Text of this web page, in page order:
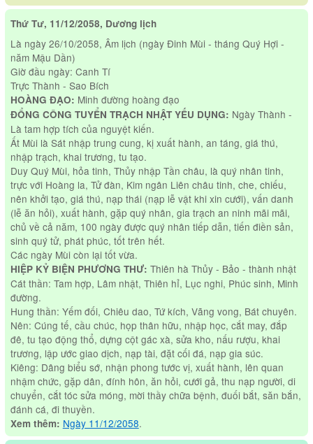
Thứ Tư, 11/12/2058, Dương lịch
Là ngày 26/10/2058, Âm lịch (ngày Đinh Mùi - tháng Quý Hợi -
năm Mậu Dần)
Giờ đầu ngày: Canh Tí
Trực Thành - Sao Bích
HOÀNG ĐẠO: Minh đường hoàng đạo
ĐỔNG CÔNG TUYỂN TRẠCH NHẬT YẾU DỤNG: Ngày Thành -
Là tam hợp tích của nguyệt kiến.
Ất Mùi là Sát nhập trung cung, kị xuất hành, an táng, giá thú,
nhập trạch, khai trương, tu tạo.
Duy Quý Mùi, hỏa tinh, Thủy nhập Tần châu, là quý nhân tinh,
trực với Hoàng la, Tử đàn, Kim ngân Liên châu tinh, che, chiếu,
nên khởi tạo, giá thú, nạp thái (nạp lễ vật khi xin cưới), vấn danh
(lễ ăn hỏi), xuất hành, gặp quý nhân, gia trạch an ninh mãi mãi,
chủ về cả năm, 100 ngày được quý nhân tiếp dẫn, tiến điền sản,
sinh quý tử, phát phúc, tốt trên hết.
Các ngày Mùi còn lại tốt vừa.
HIỆP KỶ BIỆN PHƯƠNG THƯ: Thiên hà Thủy - Bảo - thành nhật
Cát thần: Tam hợp, Lâm nhật, Thiên hỉ, Lục nghi, Phúc sinh, Minh
đường.
Hung thần: Yếm đối, Chiêu dao, Tứ kích, Vãng vong, Bát chuyên.
Nên: Cúng tế, cầu chúc, họp thân hữu, nhập học, cắt may, đắp
đê, tu tạo động thổ, dựng cột gác xà, sửa kho, nấu rượu, khai
trương, lập ước giao dịch, nạp tài, đặt cối đá, nạp gia súc.
Kiêng: Dâng biểu sớ, nhận phong tước vị, xuất hành, lên quan
nhậm chức, gặp dân, đính hôn, ăn hỏi, cưới gả, thu nạp người, di
chuyển, cắt tóc sửa móng, mời thầy chữa bệnh, đuối bắt, săn bắn,
đánh cá, đi thuyền.
Xem thêm: Ngày 11/12/2058.